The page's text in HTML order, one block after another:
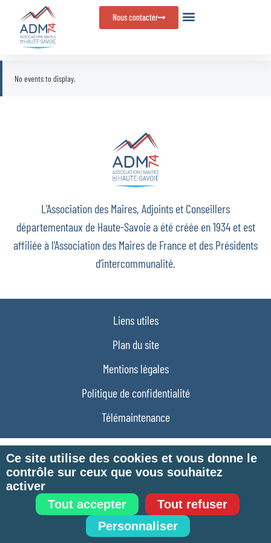
Nous contacter
No events to display.
L’Association des Maires, Adjoints et Conseillers
départementaux de Haute-Savoie a été créée en 1934 et est
affiliée à l’Association des Maires de France et des Présidents
d’intercommunalité.
Liens utiles
Plan du site
Mentions légales
Politique de confidentialité
Télémaintenance
Panneau de gestion des cookies
Ce site utilise des cookies et vous donne le
contrôle sur ceux que vous souhaitez
activer
Tout accepter
Tout refuser
Personnaliser